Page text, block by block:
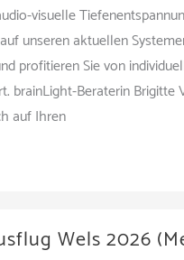
visuelle
unseren aktuellen
profitieren Sie von
brainLight-Beraterin Brigitte
auf Ihren
Wels 2026